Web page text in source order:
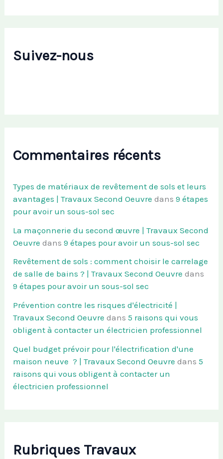
Suivez-nous
Commentaires récents
Types de matériaux de revêtement de sols et leurs
avantages | Travaux Second Oeuvre dans9 étapes
pour avoir un sous-sol sec
La maçonnerie du second œuvre | Travaux Second
Oeuvre dans9 étapes pour avoir un sous-sol sec
Revêtement de sols : comment choisir le carrelage
de salle de bains ? | Travaux Second Oeuvre dans
9 étapes pour avoir un sous-sol sec
Prévention contre les risques d'électricité |
Travaux Second Oeuvre dans5 raisons qui vous
obligent à contacter un électricien professionnel
Quel budget prévoir pour l'électrification d'une
maison neuve ? | Travaux Second Oeuvre dans5
raisons qui vous obligent à contacter un
électricien professionnel
Rubriques Travaux